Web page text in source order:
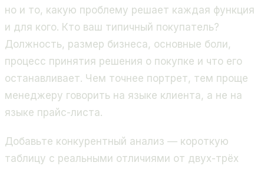
но и то, какую проблему решает каждая функция
и для кого. Кто ваш типичный покупатель?
Должность, размер бизнеса, основные боли,
процесс принятия решения о покупке и что его
останавливает. Чем точнее портрет, тем проще
менеджеру говорить на языке клиента, а не на
языке прайс-листа.
Добавьте конкурентный анализ — короткую
таблицу с реальными отличиями от двух-трёх